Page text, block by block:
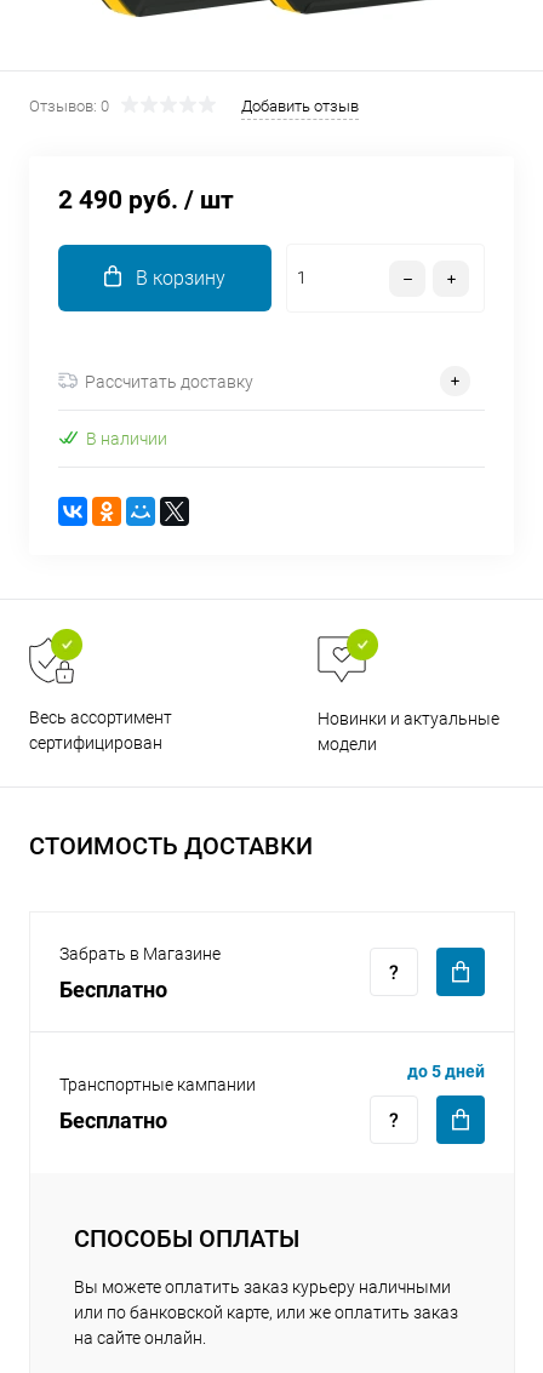
Отзывов: 0 Добавить отзыв
2 490 руб. / шт
В корзину
Рассчитать доставку
В наличии
Весь ассортимент
сертифицирован
Новинки и актуальные
модели
СТОИМОСТЬ ДОСТАВКИ
Забрать в Магазине
Бесплатно
Транспортные кампании
Бесплатно
до 5 дней
СПОСОБЫ ОПЛАТЫ
Вы можете оплатить заказ курьеру наличными
или по банковской карте, или же оплатить заказ
на сайте онлайн.
раз в 2 недели
8 800 302-02-51